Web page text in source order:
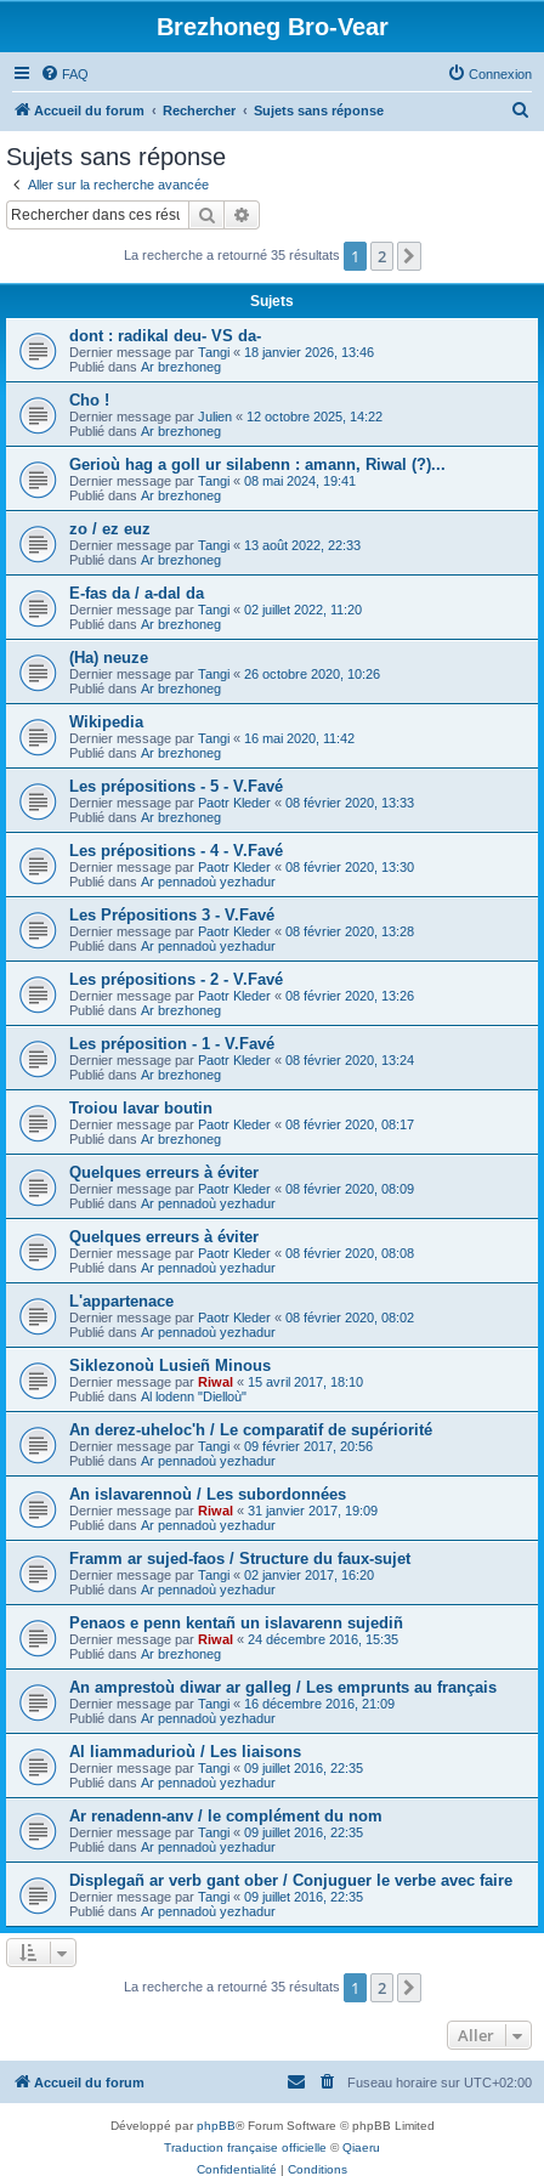
Brezhoneg Bro-Vear
FAQ Connexion
Accueil du forum Rechercher Sujets sans réponse
c
Sujets sans réponse
Aller sur la recherche avancée
Rechercher
La recherche a retourné 35 résultats 1 2
Sujets
dont : radikal deu- VS da-
Dernier message par Tangi « 18 janvier 2026, 13:46
Publié dans Ar brezhoneg
Cho !
Dernier message par Julien « 12 octobre 2025, 14:22
Publié dans Ar brezhoneg
Gerioù hag a goll ur silabenn : amann, Riwal (?)...
Dernier message par Tangi « 08 mai 2024, 19:41
Publié dans Ar brezhoneg
zo / ez euz
Dernier message par Tangi « 13 août 2022, 22:33
Publié dans Ar brezhoneg
E-fas da / a-dal da
Dernier message par Tangi « 02 juillet 2022, 11:20
Publié dans Ar brezhoneg
(Ha) neuze
Dernier message par Tangi « 26 octobre 2020, 10:26
Publié dans Ar brezhoneg
Wikipedia
Dernier message par Tangi « 16 mai 2020, 11:42
Publié dans Ar brezhoneg
Les prépositions - 5 - V.Favé
Dernier message par Paotr Kleder « 08 février 2020, 13:33
Publié dans Ar brezhoneg
Les prépositions - 4 - V.Favé
Dernier message par Paotr Kleder « 08 février 2020, 13:30
Publié dans Ar pennadoù yezhadur
Les Prépositions 3 - V.Favé
Dernier message par Paotr Kleder « 08 février 2020, 13:28
Publié dans Ar pennadoù yezhadur
Les prépositions - 2 - V.Favé
Dernier message par Paotr Kleder « 08 février 2020, 13:26
Publié dans Ar brezhoneg
Les préposition - 1 - V.Favé
Dernier message par Paotr Kleder « 08 février 2020, 13:24
Publié dans Ar brezhoneg
Troiou lavar boutin
Dernier message par Paotr Kleder « 08 février 2020, 08:17
Publié dans Ar brezhoneg
Quelques erreurs à éviter
Dernier message par Paotr Kleder « 08 février 2020, 08:09
Publié dans Ar pennadoù yezhadur
Quelques erreurs à éviter
Dernier message par Paotr Kleder « 08 février 2020, 08:08
Publié dans Ar pennadoù yezhadur
L'appartenace
Dernier message par Paotr Kleder « 08 février 2020, 08:02
Publié dans Ar pennadoù yezhadur
Siklezonoù Lusieñ Minous
Dernier message par Riwal « 15 avril 2017, 18:10
Publié dans Al lodenn "Dielloù"
An derez-uheloc'h / Le comparatif de supériorité
Dernier message par Tangi « 09 février 2017, 20:56
Publié dans Ar pennadoù yezhadur
An islavarennoù / Les subordonnées
Dernier message par Riwal « 31 janvier 2017, 19:09
Publié dans Ar pennadoù yezhadur
Framm ar sujed-faos / Structure du faux-sujet
Dernier message par Tangi « 02 janvier 2017, 16:20
Publié dans Ar pennadoù yezhadur
Penaos e penn kentañ un islavarenn sujediñ
Dernier message par Riwal « 24 décembre 2016, 15:35
Publié dans Ar brezhoneg
An amprestoù diwar ar galleg / Les emprunts au français
Dernier message par Tangi « 16 décembre 2016, 21:09
Publié dans Ar pennadoù yezhadur
Al liammadurioù / Les liaisons
Dernier message par Tangi « 09 juillet 2016, 22:35
Publié dans Ar pennadoù yezhadur
Ar renadenn-anv / le complément du nom
Dernier message par Tangi « 09 juillet 2016, 22:35
Publié dans Ar pennadoù yezhadur
Displegañ ar verb gant ober / Conjuguer le verbe avec faire
Dernier message par Tangi « 09 juillet 2016, 22:35
Publié dans Ar pennadoù yezhadur
La recherche a retourné 35 résultats 1 2
Aller
Accueil du forum Fuseau horaire sur UTC+02:00
Développé parphpBB® Forum Software © phpBB Limited
Traduction française officielle ©Qiaeru
Confidentialité | Conditions